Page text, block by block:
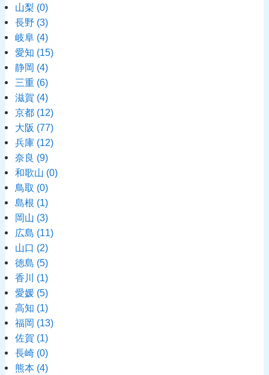
山梨 (0)
長野 (3)
岐阜 (4)
愛知 (15)
静岡 (4)
三重 (6)
滋賀 (4)
京都 (12)
大阪 (77)
兵庫 (12)
奈良 (9)
和歌山 (0)
鳥取 (0)
島根 (1)
岡山 (3)
広島 (11)
山口 (2)
徳島 (5)
香川 (1)
愛媛 (5)
高知 (1)
福岡 (13)
佐賀 (1)
長崎 (0)
熊本 (4)